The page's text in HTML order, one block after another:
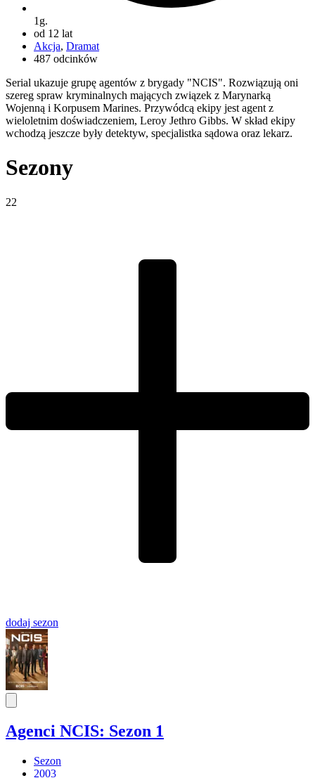
1g.
od 12 lat
Akcja, Dramat
487 odcinków
Serial ukazuje grupę agentów z brygady "NCIS". Rozwiązują oni
szereg spraw kryminalnych mających związek z Marynarką
Wojenną i Korpusem Marines. Przywódcą ekipy jest agent z
wieloletnim doświadczeniem, Leroy Jethro Gibbs. W skład ekipy
wchodzą jeszcze były detektyw, specjalistka sądowa oraz lekarz.
Sezony
22
dodaj sezon
Agenci NCIS: Sezon 1
Sezon
2003